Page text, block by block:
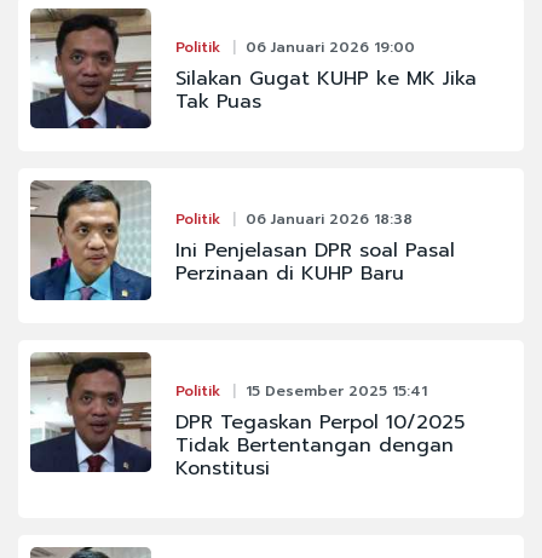
Politik 06 Januari 2026 19:00
Silakan Gugat KUHP ke MK Jika
Tak Puas
Politik 06 Januari 2026 18:38
Ini Penjelasan DPR soal Pasal
Perzinaan di KUHP Baru
Politik 15 Desember 2025 15:41
DPR Tegaskan Perpol 10/2025
Tidak Bertentangan dengan
Konstitusi